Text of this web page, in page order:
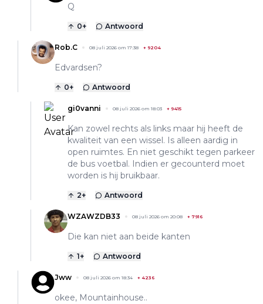
Q
0+ Antwoord
Rob.C 08 juli 2026 om 17:38 + 9204
Edvardsen?
0+ Antwoord
gi0vanni 08 juli 2026 om 18:03 + 9415
Kan zowel rechts als links maar hij heeft de
kwaliteit van een wissel. Is alleen aardig in
open ruimtes. En niet geschikt tegen parkeer
de bus voetbal. Indien er gecounterd moet
worden is hij bruikbaar.
2+ Antwoord
WZAWZDB33 08 juli 2026 om 20:08 + 7916
Die kan niet aan beide kanten
1+ Antwoord
Jww 08 juli 2026 om 18:34 + 4236
okee, Mountainhouse..